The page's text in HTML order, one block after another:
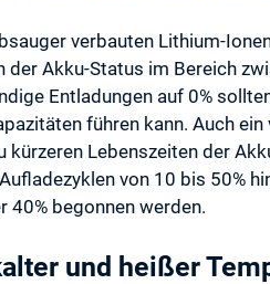
verbauten Lithium-
der Akku-Status im Bereich
Entladungen auf 0%
führen kann. Auch
kürzeren Lebenszeiten der
von 10 bis 50%
40% begonnen werden.
und heißer